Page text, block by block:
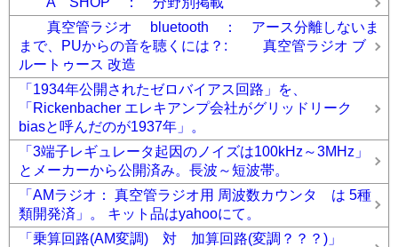
真空管ラジオ bluetooth ： アース分離しないま
まで、PUからの音を聴くには？: 真空管ラジオ ブ
ルートゥース 改造
「1934年公開されたゼロバイアス回路」を、
「Rickenbacher エレキアンプ会社がグリッドリーク
biasと呼んだのが1937年」。
「3端子レギュレータ起因のノイズは100kHz～3MHz」
とメーカーから公開済み。長波～短波帯。
「AMラジオ： 真空管ラジオ用 周波数カウンタ は 5種
類開発済」。 キット品はyahooにて。
「乗算回路(AM変調) 対 加算回路(変調？？？)」